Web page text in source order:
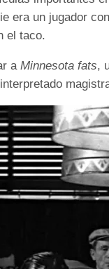
era un jugador
el taco.
a Minnesota fats,